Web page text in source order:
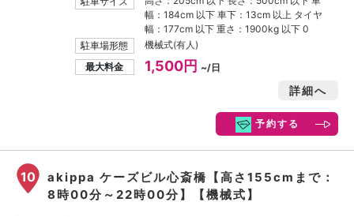
幅：184cm 以下 車下：13cm 以上 タイヤ
幅：177cm 以下 重さ：1900kg 以下 0
駐車場形態
機械式(有人)
最大料金
1,500円 ~/日
詳細へ
予約する
10
akippa ケーズビル心斎橋【高さ155cmまで：
8時00分～22時00分】【機械式】